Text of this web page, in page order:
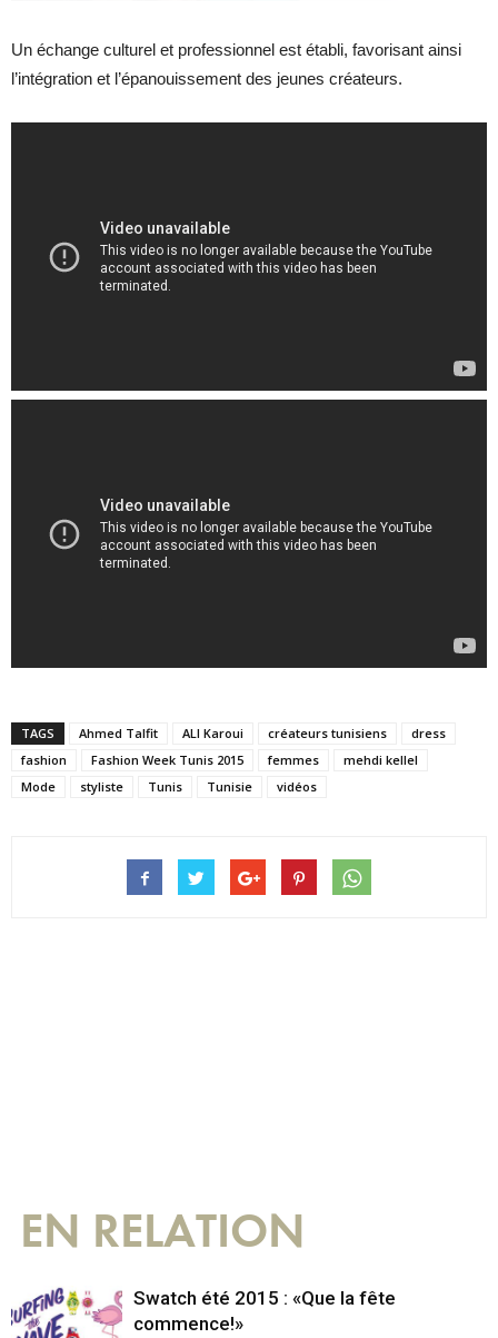
Un échange culturel et professionnel est établi, favorisant ainsi
l’intégration et l’épanouissement des jeunes créateurs.
TAGS Ahmed Talfit ALI Karoui créateurs tunisiens
dress
fashion
Fashion Week Tunis 2015 femmes
mehdi kellel
Mode
styliste Tunis Tunisie vidéos
EN RELATION
Swatch été 2015 : «Que la fête
commence!»